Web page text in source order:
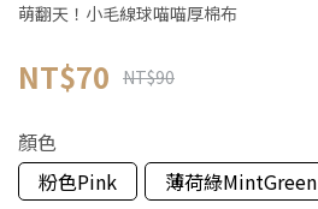
萌翻天！小毛線球喵喵厚棉布
NT$70 NT$90
顏色
粉色Pink
薄荷綠MintGreen